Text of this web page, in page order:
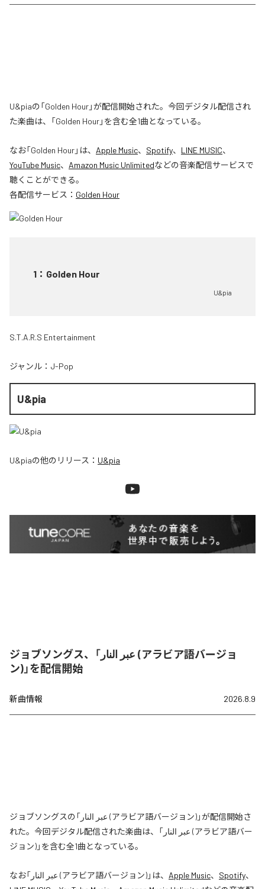
U&piaの「Golden Hour」が配信開始された。今回デジタル配信され
た楽曲は、「Golden Hour」を含む全1曲となっている。
なお「Golden Hour」は、 Apple Music、 Spotify、 LINE MUSIC、
YouTube Music、 Amazon Music Unlimitedなどの音楽配信サービスで
聴くことができる。
各配信サービス： Golden Hour
1 ： Golden Hour
U&pia
S.T.A.R.S Entertainment
ジャンル： J-Pop
U&pia
U&piaの他のリリース： U&pia
ジョブソングス、「عبر النار (アラビア語バージョ
ン)」を配信開始
新曲情報 2026.8.9
ジョブソングスの「عبر النار (アラビア語バージョン)」が配信開始さ
れた。今回デジタル配信された楽曲は、「عبر النار (アラビア語バー
ジョン)」を含む全1曲となっている。
なお「 عبر النار (アラビア語バージョン)」は、 Apple Music、 Spotify、